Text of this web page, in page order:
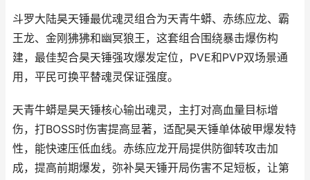
斗罗大陆昊天锤最优魂灵组合为天青牛蟒、赤练应龙、霸
王龙、金刚狒狒和幽冥狼王，这套组合围绕暴击爆伤构
建，最佳契合昊天锤强攻爆发定位，PVE和PVP双场景通
用，平民可换平替魂灵保证强度。
天青牛蟒是昊天锤核心输出魂灵，主打对高血量目标增
伤，打BOSS时伤害提高显著，适配昊天锤单体破甲爆发特
性，能快速压低血线。赤练应龙开局提供防御转攻击加
成，提高前期爆发，弥补昊天锤开局伤害不足短板，让第